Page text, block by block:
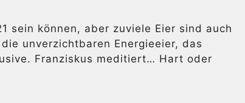
sein können, aber zuviele Eier sind auch
unverzichtbaren Energieeier, das
Franziskus meditiert… Hart oder